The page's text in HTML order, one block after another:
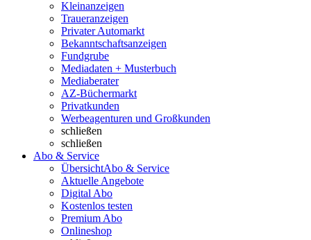
Kleinanzeigen
Traueranzeigen
Privater Automarkt
Bekanntschaftsanzeigen
Fundgrube
Mediadaten + Musterbuch
Mediaberater
AZ-Büchermarkt
Privatkunden
Werbeagenturen und Großkunden
schließen
schließen
Abo & Service
ÜbersichtAbo & Service
Aktuelle Angebote
Digital Abo
Kostenlos testen
Premium Abo
Onlineshop